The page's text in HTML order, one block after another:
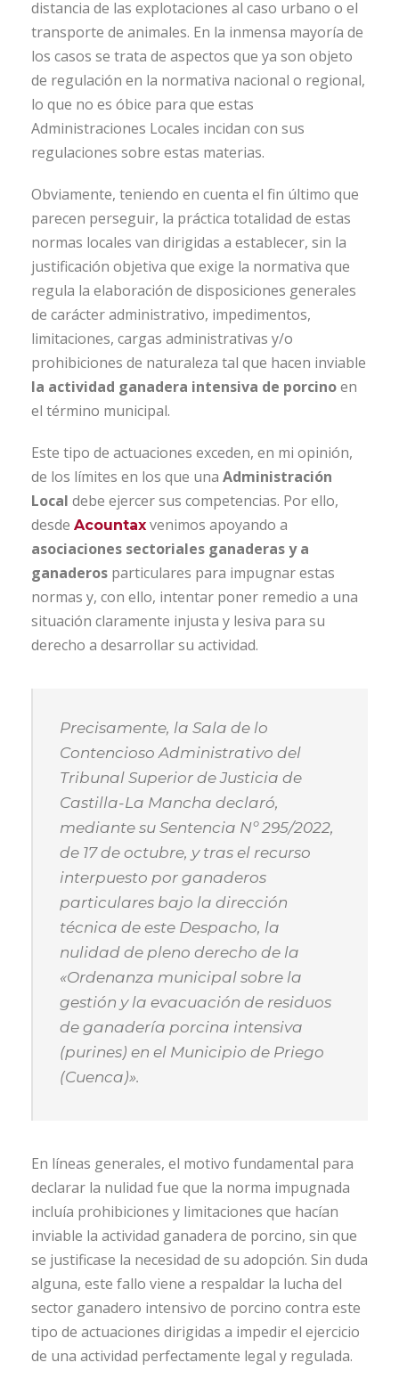
distancia de las explotaciones al caso urbano o el
transporte de animales. En la inmensa mayoría de
los casos se trata de aspectos que ya son objeto
de regulación en la normativa nacional o regional,
lo que no es óbice para que estas
Administraciones Locales incidan con sus
regulaciones sobre estas materias.
Obviamente, teniendo en cuenta el fin último que
parecen perseguir, la práctica totalidad de estas
normas locales van dirigidas a establecer, sin la
justificación objetiva que exige la normativa que
regula la elaboración de disposiciones generales
de carácter administrativo, impedimentos,
limitaciones, cargas administrativas y/o
prohibiciones de naturaleza tal que hacen inviable
la actividad ganadera intensiva de porcinoen
el término municipal.
Este tipo de actuaciones exceden, en mi opinión,
de los límites en los que una Administración
Local debe ejercer sus competencias. Por ello,
desde Acountax venimos apoyando a
asociaciones sectoriales ganaderas y a
ganaderos particulares para impugnar estas
normas y, con ello, intentar poner remedio a una
situación claramente injusta y lesiva para su
derecho a desarrollar su actividad.
Precisamente, la Sala de lo
Contencioso Administrativo del
Tribunal Superior de Justicia de
Castilla-La Mancha declaró,
mediante su Sentencia Nº 295/2022,
de 17 de octubre, y tras el recurso
interpuesto por ganaderos
particulares bajo la dirección
técnica de este Despacho, la
nulidad de pleno derecho de la
«Ordenanza municipal sobre la
gestión y la evacuación de residuos
de ganadería porcina intensiva
(purines) en el Municipio de Priego
(Cuenca)».
En líneas generales, el motivo fundamental para
declarar la nulidad fue que la norma impugnada
incluía prohibiciones y limitaciones que hacían
inviable la actividad ganadera de porcino, sin que
se justificase la necesidad de su adopción. Sin duda
alguna, este fallo viene a respaldar la lucha del
sector ganadero intensivo de porcino contra este
tipo de actuaciones dirigidas a impedir el ejercicio
de una actividad perfectamente legal y regulada.